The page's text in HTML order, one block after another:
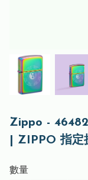
Zippo -
| ZIPPO 指
數量